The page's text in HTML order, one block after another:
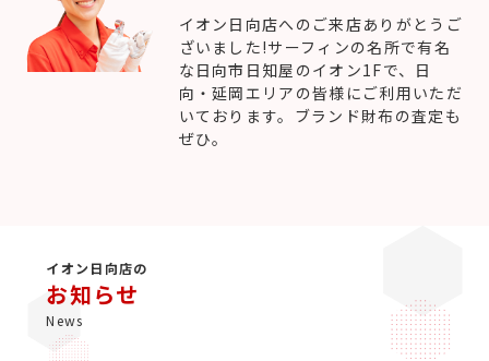
イオン日向店へのご来店ありがとうご
ざいました!サーフィンの名所で有名
な日向市日知屋のイオン1Fで、日
向・延岡エリアの皆様にご利用いただ
いております。ブランド財布の査定も
ぜひ。
イオン日向店の
お知らせ
News